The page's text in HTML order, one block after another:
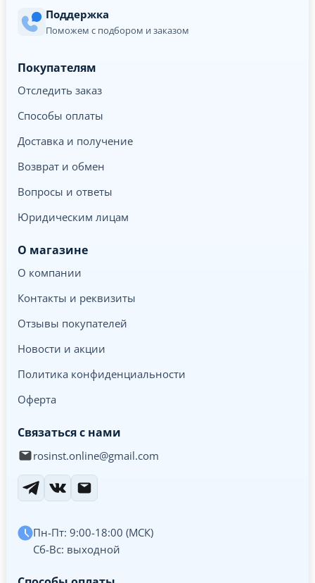
Поддержка
Поможем с подбором и заказом
Покупателям
Отследить заказ
Способы оплаты
Доставка и получение
Возврат и обмен
Вопросы и ответы
Юридическим лицам
О магазине
О компании
Контакты и реквизиты
Отзывы покупателей
Новости и акции
Политика конфиденциальности
Оферта
Связаться с нами
rosinst.online@gmail.com
Пн-Пт: 9:00-18:00 (МСК)
Сб-Вс: выходной